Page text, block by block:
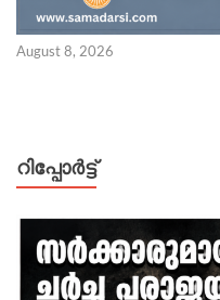
August 8, 2026
റിപ്പോര്‍ട്ട്